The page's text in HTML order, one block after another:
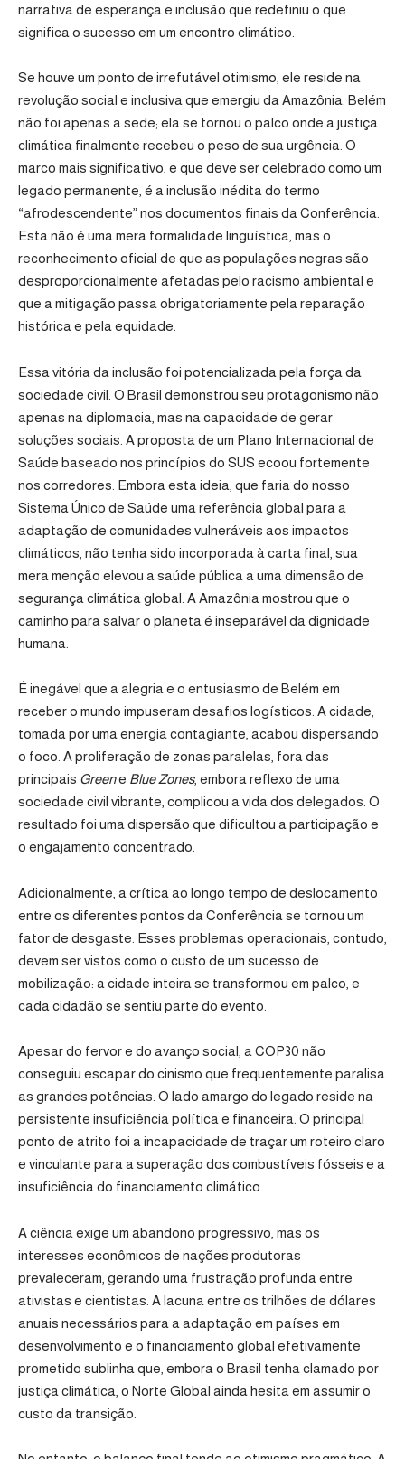
narrativa de esperança e inclusão que redefiniu o que
significa o sucesso em um encontro climático.
Se houve um ponto de irrefutável otimismo, ele reside na
revolução social e inclusiva que emergiu da Amazônia. Belém
não foi apenas a sede; ela se tornou o palco onde a justiça
climática finalmente recebeu o peso de sua urgência. O
marco mais significativo, e que deve ser celebrado como um
legado permanente, é a inclusão inédita do termo
“afrodescendente” nos documentos finais da Conferência.
Esta não é uma mera formalidade linguística, mas o
reconhecimento oficial de que as populações negras são
desproporcionalmente afetadas pelo racismo ambiental e
que a mitigação passa obrigatoriamente pela reparação
histórica e pela equidade.
Essa vitória da inclusão foi potencializada pela força da
sociedade civil. O Brasil demonstrou seu protagonismo não
apenas na diplomacia, mas na capacidade de gerar
soluções sociais. A proposta de um Plano Internacional de
Saúde baseado nos princípios do SUS ecoou fortemente
nos corredores. Embora esta ideia, que faria do nosso
Sistema Único de Saúde uma referência global para a
adaptação de comunidades vulneráveis aos impactos
climáticos, não tenha sido incorporada à carta final, sua
mera menção elevou a saúde pública a uma dimensão de
segurança climática global. A Amazônia mostrou que o
caminho para salvar o planeta é inseparável da dignidade
humana.
É inegável que a alegria e o entusiasmo de Belém em
receber o mundo impuseram desafios logísticos. A cidade,
tomada por uma energia contagiante, acabou dispersando
o foco. A proliferação de zonas paralelas, fora das
principais Greene Blue Zones, embora reflexo de uma
sociedade civil vibrante, complicou a vida dos delegados. O
resultado foi uma dispersão que dificultou a participação e
o engajamento concentrado.
Adicionalmente, a crítica ao longo tempo de deslocamento
entre os diferentes pontos da Conferência se tornou um
fator de desgaste. Esses problemas operacionais, contudo,
devem ser vistos como o custo de um sucesso de
mobilização: a cidade inteira se transformou em palco, e
cada cidadão se sentiu parte do evento.
Apesar do fervor e do avanço social, a COP30 não
conseguiu escapar do cinismo que frequentemente paralisa
as grandes potências. O lado amargo do legado reside na
persistente insuficiência política e financeira. O principal
ponto de atrito foi a incapacidade de traçar um roteiro claro
e vinculante para a superação dos combustíveis fósseis e a
insuficiência do financiamento climático.
A ciência exige um abandono progressivo, mas os
interesses econômicos de nações produtoras
prevaleceram, gerando uma frustração profunda entre
ativistas e cientistas. A lacuna entre os trilhões de dólares
anuais necessários para a adaptação em países em
desenvolvimento e o financiamento global efetivamente
prometido sublinha que, embora o Brasil tenha clamado por
justiça climática, o Norte Global ainda hesita em assumir o
custo da transição.